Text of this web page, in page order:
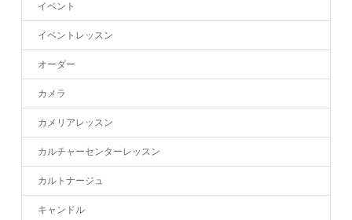
イベント
イベントレッスン
オーダー
カメラ
カメリアレッスン
カルチャーセンターレッスン
カルトナージュ
キャンドル